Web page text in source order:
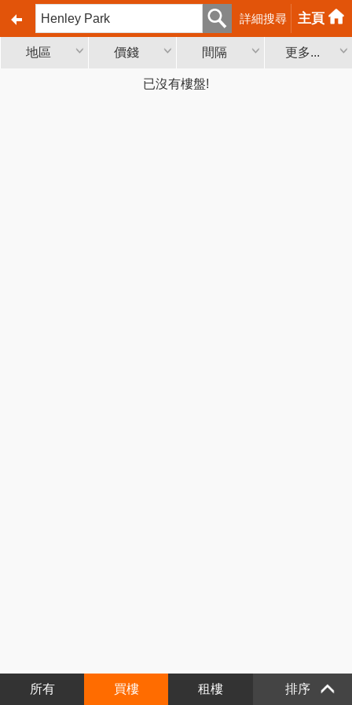
詳細搜尋 主頁
地區 價錢 間隔 更多...
已沒有樓盤!
所有 買樓 租樓 排序